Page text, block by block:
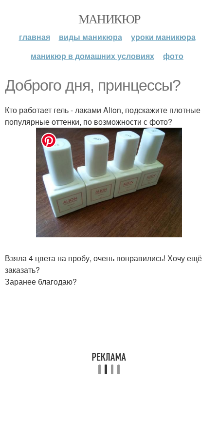
МАНИКЮР
главная виды маникюра
уроки маникюра
маникюр в домашних условиях
фото
Доброго дня, принцессы?
Кто работает гель - лаками Alion, подскажите плотные
популярные оттенки, по возможности с фото?
Взяла 4 цвета на пробу, очень понравились! Хочу ещё
заказать?
Заранее благодаю?